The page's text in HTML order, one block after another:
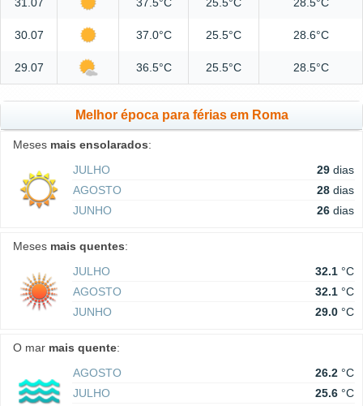
31.07 37.5°C 25.5°C 28.5°C
30.07 37.0°C 25.5°C 28.6°C
29.07 36.5°C 25.5°C 28.5°C
Melhor época para férias em Roma
Meses mais ensolarados:
JULHO
29 dias
AGOSTO
28 dias
JUNHO
26 dias
Meses mais quentes:
JULHO
32.1 °C
AGOSTO
32.1 °C
JUNHO
29.0 °C
O mar mais quente:
AGOSTO
26.2 °C
JULHO
25.6 °C